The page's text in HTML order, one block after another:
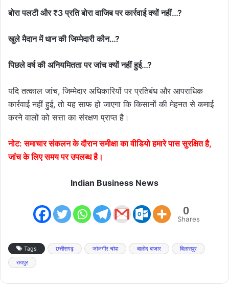
बोरा पलटी और ₹3 प्रति बोरा वाजिब पर कार्रवाई क्यों नहीं…?
खुले मैदान में धान की जिम्मेदारी कौन…?
पिछले वर्ष की अनियमितता पर जांच क्यों नहीं हुई…?
यदि तत्काल जांच, जिम्मेदार अधिकारियों पर प्रतिबंध और आपराधिक
कार्रवाई नहीं हुई, तो यह साफ हो जाएगा कि किसानों की मेहनत से कमाई
करने वालों को सत्ता का संरक्षण प्राप्त है।
नोट: समाचार संकलन के दौरान समीक्षा का वीडियो हमारे पास सुरक्षित है,
जांच के लिए समय पर उपलब्ध है।
Indian Business News
0
Shares
Tags छत्तीसगढ़ जांजगीर चांपा बालोद बाजार
बिलासपुर
रायपुर